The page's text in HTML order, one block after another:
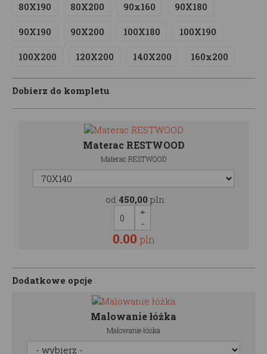
80X190 80X200 90x160 90X180
90X190 90X200 100X180 100X190
100X200 120X200 140X200 160x200
Dobierz do kompletu
Materac RESTWOOD
Materac RESTWOOD
od 450,00 pln
0.00 pln
Dodatkowe opcje
Malowanie łóżka
Malowanie łóżka